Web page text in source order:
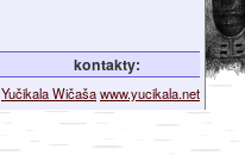
kontakty:
Yučikala Wičašawww.yucikala.net